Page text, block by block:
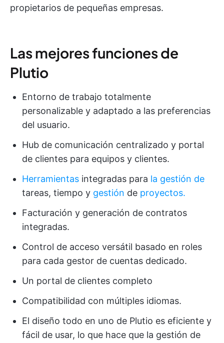
propietarios de pequeñas empresas.
Las mejores funciones de
Plutio
Entorno de trabajo totalmente
personalizable y adaptado a las preferencias
del usuario.
Hub de comunicación centralizado y portal
de clientes para equipos y clientes.
Herramientas integradas para la gestión de
tareas, tiempo y gestión de proyectos.
Facturación y generación de contratos
integradas.
Control de acceso versátil basado en roles
para cada gestor de cuentas dedicado.
Un portal de clientes completo
Compatibilidad con múltiples idiomas.
El diseño todo en uno de Plutio es eficiente y
fácil de usar, lo que hace que la gestión de